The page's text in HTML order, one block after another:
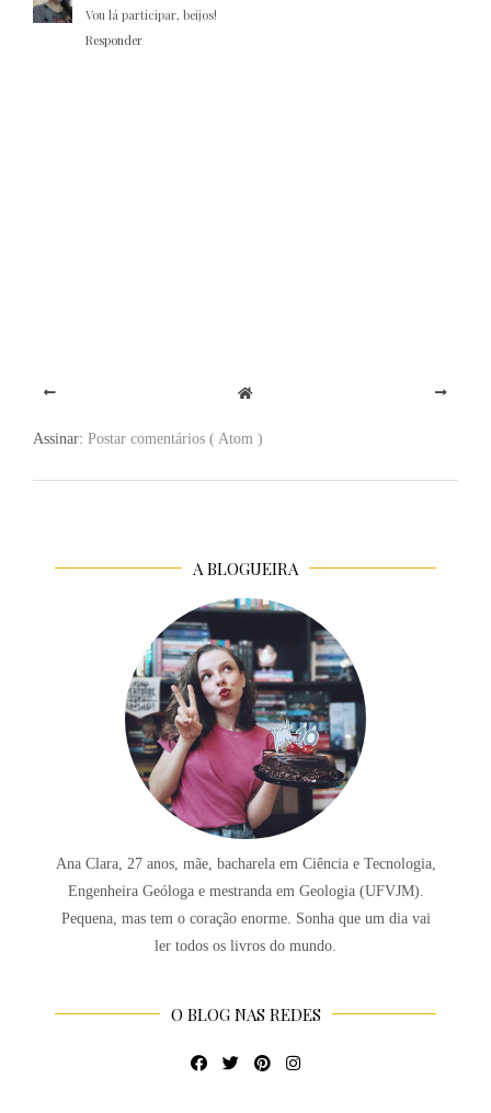
Vou lá participar, beijos!
Responder
Assinar: Postar comentários ( Atom )
A BLOGUEIRA
Ana Clara, 27 anos, mãe, bacharela em Ciência e Tecnologia,
Engenheira Geóloga e mestranda em Geologia (UFVJM).
Pequena, mas tem o coração enorme. Sonha que um dia vai
ler todos os livros do mundo.
O BLOG NAS REDES